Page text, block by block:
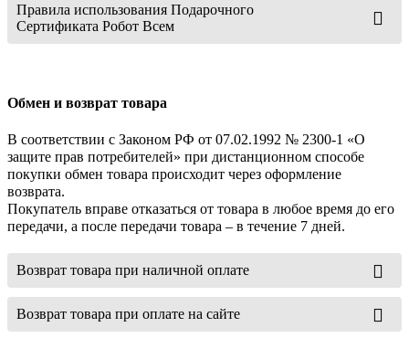
Правила использования Подарочного
Сертификата Робот Всем
Обмен и возврат товара
В соответствии с Законом РФ от 07.02.1992 № 2300-1 «О
защите прав потребителей» при дистанционном способе
покупки обмен товара происходит через оформление
возврата.
Покупатель вправе отказаться от товара в любое время до его
передачи, а после передачи товара – в течение 7 дней.
Возврат товара при наличной оплате
Возврат товара при оплате на сайте